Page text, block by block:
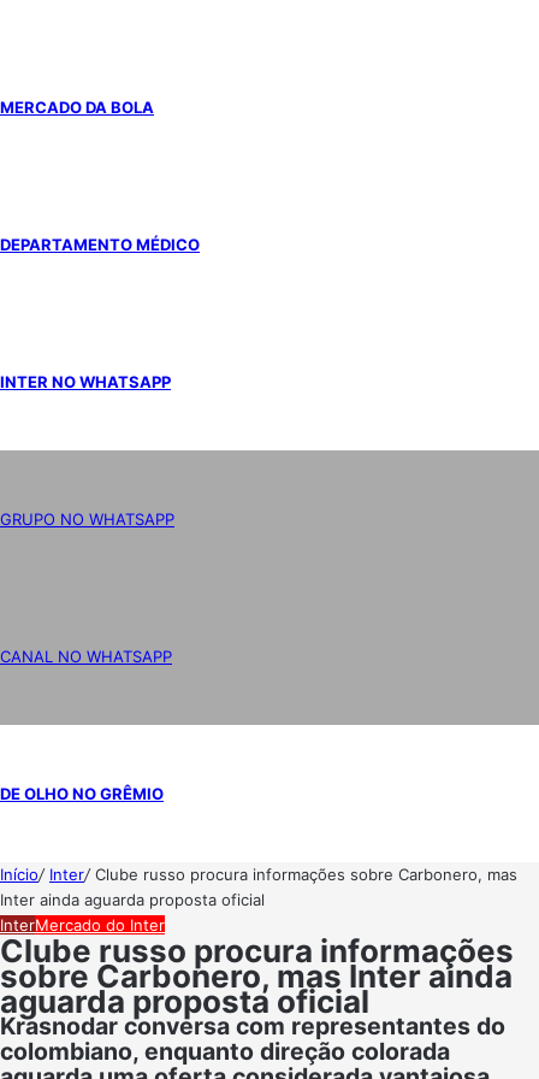
MERCADO DA BOLA
DEPARTAMENTO MÉDICO
INTER NO WHATSAPP
GRUPO NO WHATSAPP
CANAL NO WHATSAPP
DE OLHO NO GRÊMIO
Início/ Inter/Clube russo procura informações sobre Carbonero, mas
Inter ainda aguarda proposta oficial
InterMercado do Inter
Clube russo procura informações
sobre Carbonero, mas Inter ainda
aguarda proposta oficial
Krasnodar conversa com representantes do
colombiano, enquanto direção colorada